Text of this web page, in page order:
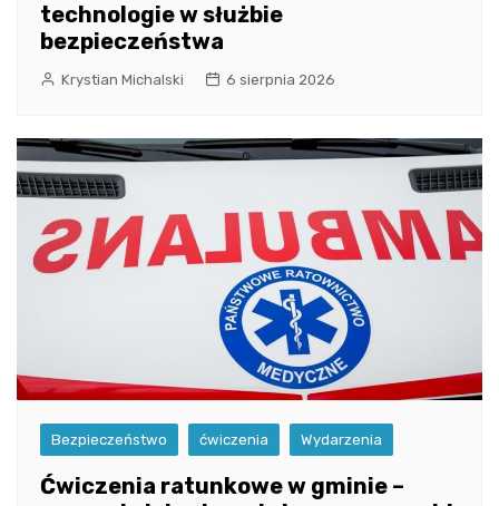
technologie w służbie
bezpieczeństwa
Krystian Michalski 6 sierpnia 2026
Bezpieczeństwo ćwiczenia Wydarzenia
Ćwiczenia ratunkowe w gminie –